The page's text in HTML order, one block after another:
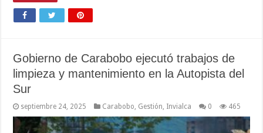
Gobierno de Carabobo ejecutó trabajos de
limpieza y mantenimiento en la Autopista del
Sur
septiembre 24, 2025 Carabobo Gestión Invialca 0 465